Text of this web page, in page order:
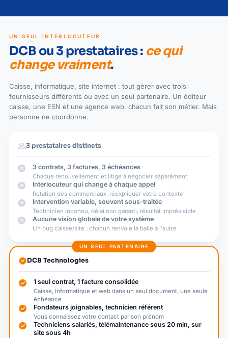
UN SEUL INTERLOCUTEUR
DCB ou 3 prestataires : ce qui
change vraiment.
Caisse, informatique, site internet : tout gérer avec trois
fournisseurs différents ou avec un seul partenaire. Un éditeur
caisse, une ESN et une agence web, chacun fait son métier. Mais
personne ne coordonne.
people3 prestataires distincts
cancel 3 contrats, 3 factures, 3 échéances
Chaque renouvellement et litige à négocier séparément
cancel Interlocuteur qui change à chaque appel
Rotation des commerciaux, réexpliquer votre contexte
cancel Intervention variable, souvent sous-traitée
Technicien inconnu, délai non garanti, résultat imprévisible
cancel Aucune vision globale de votre système
Un bug caisse/site : chacun renvoie la balle à l'autre
UN SEUL PARTENAIRE
verifiedDCB Technologies
check_circle 1 seul contrat, 1 facture consolidée
Caisse, informatique et web dans un seul document, une seule
échéance
check_circle Fondateurs joignables, technicien référent
Vous connaissez votre contact par son prénom
check_circle
Techniciens salariés, télémaintenance sous 20 min, sur
site sous 4h